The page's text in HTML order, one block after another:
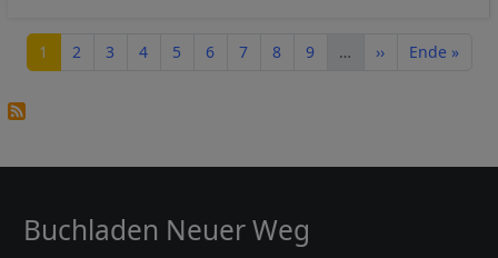
Seite
1 Seite
2 Seite
3 Seite
4 Seite
5 Seite
6 Seite
7 Seite
8 Seite
9 … Nächste Seite
›› Letzte Seite
Ende »
Buchladen Neuer Weg